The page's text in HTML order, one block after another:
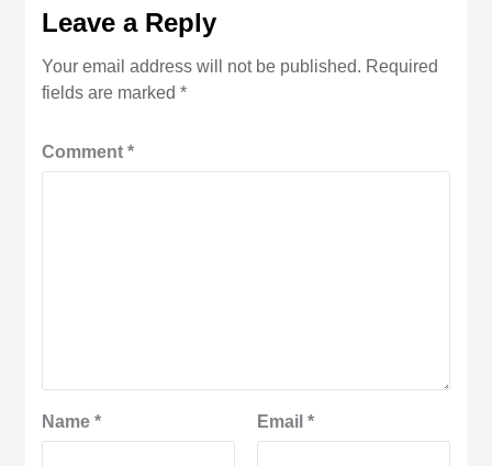
Leave a Reply
Your email address will not be published. Required
fields are marked*
Comment*
Name* Email *